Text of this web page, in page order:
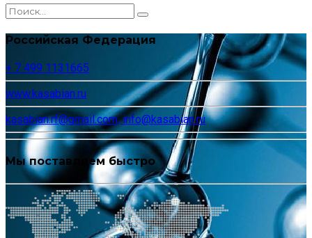
Российская Федерация
+ 7 499 1131665
www.kasabian.ru
kasabian.rf@gmail.com, info@kasabian.ru
Мы поставляем быстро